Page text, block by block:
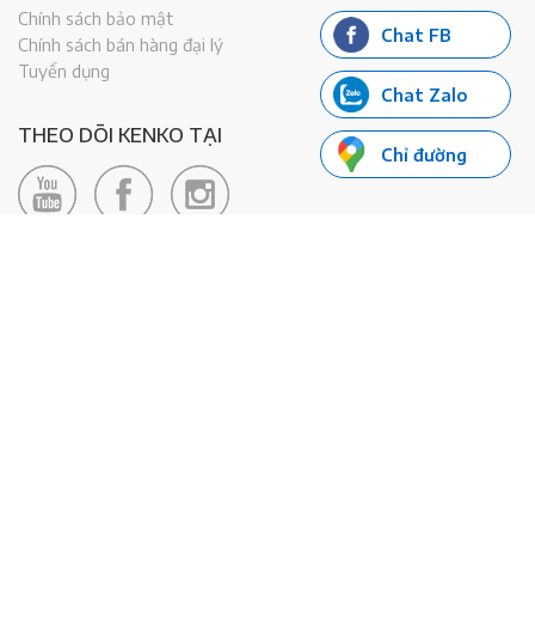
Chat FB
Chat Zalo
Chỉ đường
Chính sách bảo mật
Chính sách bán hàng đại lý
Tuyển dụng
THEO DÕI KENKO TẠI